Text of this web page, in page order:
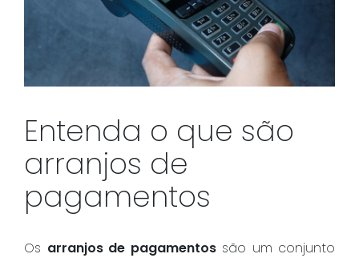
Entenda o que são
arranjos de
pagamentos
Os arranjos de pagamentossão um conjunto